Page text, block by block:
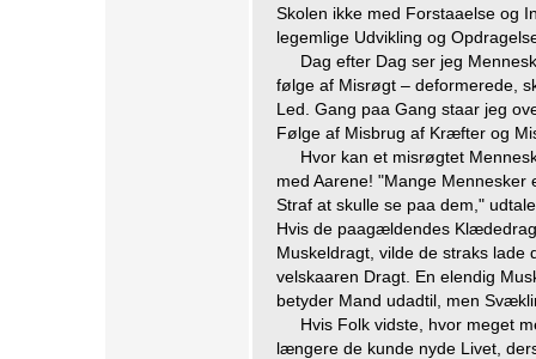
Skolen ikke med Forstaaelse og
legemlige Udvikling og
Dag efter Dag ser jeg
følge af Misrøgt – deformerede,
Led. Gang paa Gang staar jeg
Følge af Misbrug af Kræfter og
Hvor kan et misrøgtet
med Aarene! "Mange
Straf at skulle se paa dem,"
Hvis de paagældendes
Muskeldragt, vilde de straks lade
velskaaren Dragt. En elendig
betyder Mand udadtil, men
Hvis Folk vidste, hvor meget
længere de kunde nyde Livet,